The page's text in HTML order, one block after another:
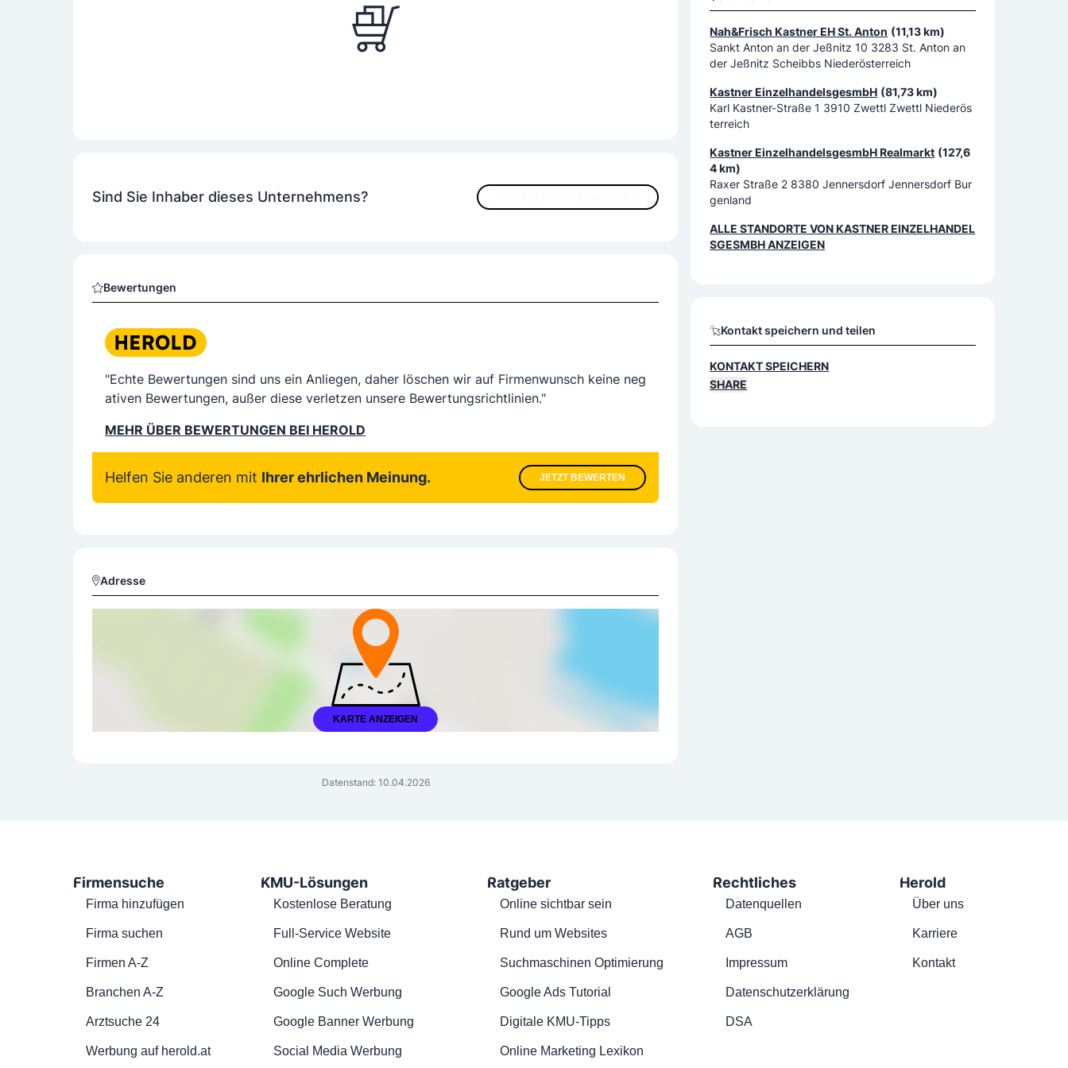
Sind Sie Inhaber dieses Unternehmens?
Bewertungen
"Echte Bewertungen sind uns ein Anliegen, daher löschen wir auf Firmenwunsch keine neg
ativen Bewertungen, außer diese verletzen unsere Bewertungsrichtlinien."
MEHR ÜBER BEWERTUNGEN BEI HEROLD
Helfen Sie anderen mit Ihrer ehrlichen Meinung. JETZT BEWERTEN
Adresse
KARTE ANZEIGEN
Datenstand: 10.04.2026
Nah&Frisch Kastner EH St. Anton (11,13 km)
Sankt Anton an der Jeßnitz 10 3283 St. Anton an
der Jeßnitz Scheibbs Niederösterreich
Kastner EinzelhandelsgesmbH (81,73 km)
Karl Kastner-Straße 1 3910 Zwettl Zwettl Niederös
terreich
Kastner EinzelhandelsgesmbH Realmarkt (127,6
4 km)
Raxer Straße 2 8380 Jennersdorf Jennersdorf Bur
genland
ALLE STANDORTE VONKASTNER EINZELHANDEL
SGESMBHANZEIGEN
Kontakt speichern und teilen
KONTAKT SPEICHERN
SHARE
Firmensuche
Firma hinzufügen
Firma suchen
Firmen A-Z
Branchen A-Z
Arztsuche 24
Werbung auf herold.at
KMU-Lösungen
Kostenlose Beratung
Full-Service Website
Online Complete
Google Such Werbung
Google Banner Werbung
Social Media Werbung
Ratgeber
Online sichtbar sein
Rund um Websites
Suchmaschinen Optimierung
Google Ads Tutorial
Digitale KMU-Tipps
Online Marketing Lexikon
Rechtliches
Datenquellen
AGB
Impressum
Datenschutzerklärung
DSA
Herold
Über uns
Karriere
Kontakt